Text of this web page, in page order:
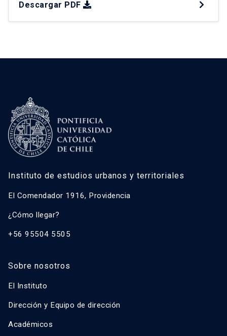
más grave en la historia reciente de Chile. Esta
catástrofe evidencia a la interfaz urbano rural
Descargar PDF
Instituto de estudios urbanos y territoriales
El Comendador 1916, Providencia
¿Cómo llegar?
+56 95504 5505
Sobre nosotros
El Instituto
Dirección y Equipo de dirección
Académicos